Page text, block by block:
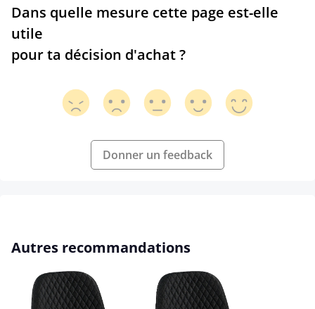
Dans quelle mesure cette page est-elle
utile
pour ta décision d'achat ?
Donner un feedback
Ignorer la galerie de produits
Autres recommandations